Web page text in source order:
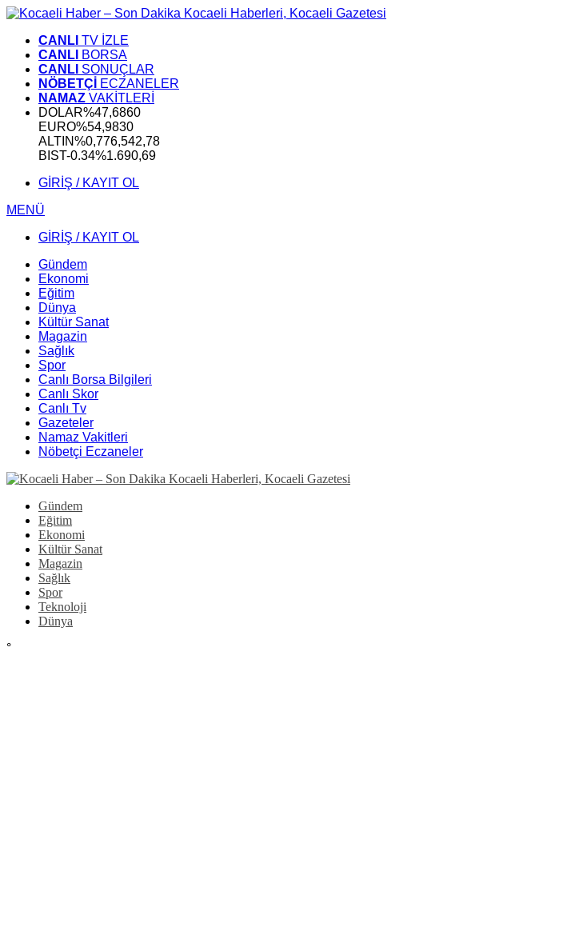
CANLI TV İZLE
CANLI BORSA
CANLI SONUÇLAR
NÖBETÇİ
ECZANELER
NAMAZ VAKİTLERİ
DOLAR%47,6860
EURO%54,9830
ALTIN%0,776,542,78
BIST-0.34%1.690,69
GİRİŞ / KAYIT OL
MENÜ
GİRİŞ / KAYIT OL
Gündem
Ekonomi
Eğitim
Dünya
Kültür Sanat
Magazin
Sağlık
Spor
Canlı Borsa Bilgileri
Canlı Skor
Canlı Tv
Gazeteler
Namaz Vakitleri
Nöbetçi Eczaneler
Gündem
Eğitim
Ekonomi
Kültür Sanat
Magazin
Sağlık
Spor
Teknoloji
Dünya
°